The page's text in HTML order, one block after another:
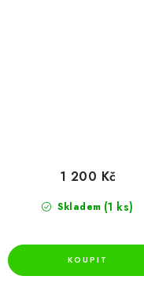
Skladem (1 ks)
1 200 Kč